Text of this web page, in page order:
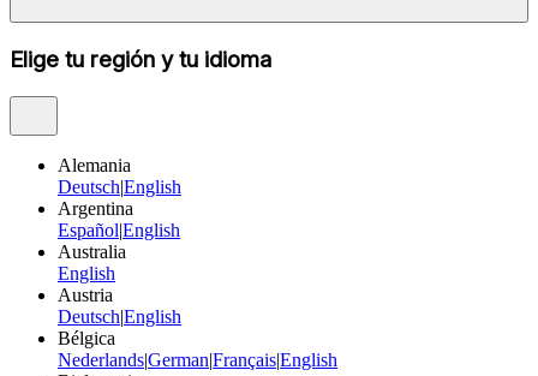
Elige tu región y tu idioma
Alemania
Deutsch|English
Argentina
Español|English
Australia
English
Austria
Deutsch|English
Bélgica
Nederlands|German|Français|English